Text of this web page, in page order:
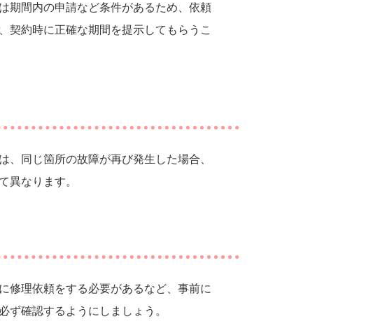
期間内の申請など条件があるため、依頼
契約時に正確な期間を提示してもらうこ
同じ箇所の故障が再び発生した場合、
異なります。
修理依頼をする必要があるなど、事前に
確認するようにしましょう。